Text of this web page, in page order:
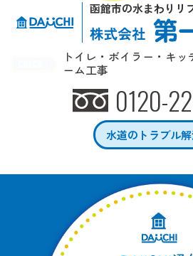
函館市の水まわりリ
トイレ・ボイラー・キ
ーム工事
0120-
水道のトラブル解